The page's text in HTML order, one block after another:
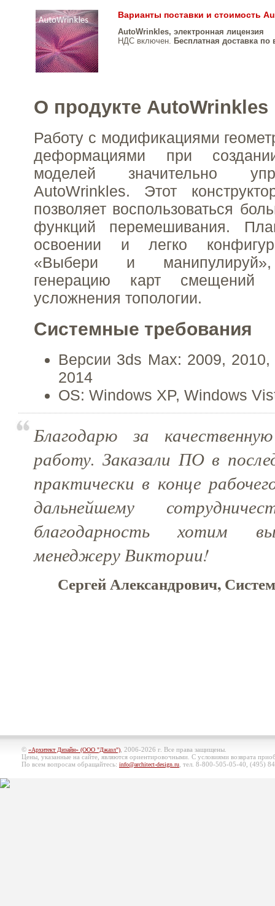
Варианты поставки и стоимость
AutoWrinkles, электронная лицензия
НДС включен. Бесплатная доставка по
О продукте AutoWrinkles
Работу с модификациями
деформациями при
моделей значительно
AutoWrinkles. Этот
позволяет воспользоваться
функций перемешивания.
освоении и легко
«Выбери и манипулируй»,
генерацию карт смещений
усложнения топологии.
Системные требования
Версии 3ds Max: 2009,
2014
OS: Windows XP, Windows
Благодарю за
работу. Заказали ПО в
практически в конце
дальнейшему
благодарность хотим
менеджеру Виктории!
Сергей Александрович,
© «Архитект Дизайн» (ООО "Джазл") , 2006-2026 г. Все права защищены.
Цены, указанные на сайте, являются ориентировочными. С условиями возврата
По всем вопросам обращайтесь: info@architect-design.ru , тел. 8-800-505-05-40, (495)